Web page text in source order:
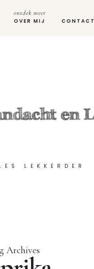
ontdek meer
OVER MIJ CONTACT
LEKKERDER
Archives